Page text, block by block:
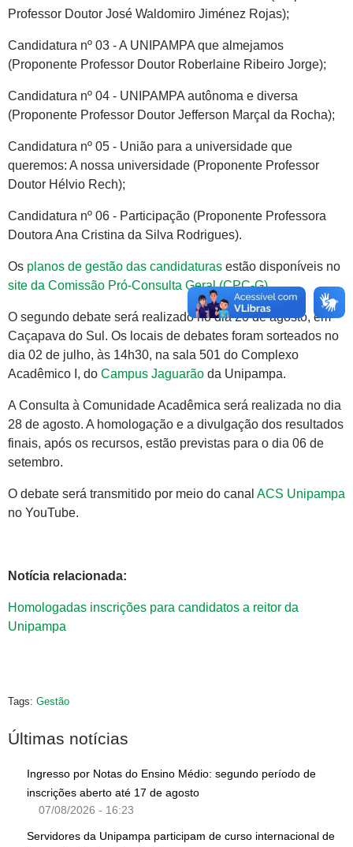
Professor Doutor José Waldomiro Jiménez Rojas);
Candidatura nº 03 - A UNIPAMPA que almejamos
(Proponente Professor Doutor Roberlaine Ribeiro Jorge);
Candidatura nº 04 - UNIPAMPA autônoma e diversa
(Proponente Professor Doutor Jefferson Marçal da Rocha);
Candidatura nº 05 - União para a universidade que
queremos: A nossa universidade (Proponente Professor
Doutor Hélvio Rech);
Candidatura nº 06 - Participação (Proponente Professora
Doutora Ana Cristina da Silva Rodrigues).
Os planos de gestão das candidaturas estão disponíveis no
site da Comissão Pró-Consulta Geral (CPC-G).
O segundo debate será realizado no dia 20 de agosto, em
Caçapava do Sul. Os locais de debates foram sorteados no
dia 02 de julho, às 14h30, na sala 501 do Complexo
Acadêmico I, do Campus Jaguarão da Unipampa.
A Consulta à Comunidade Acadêmica será realizada no dia
28 de agosto. A homologação e a divulgação dos resultados
finais, após os recursos, estão previstas para o dia 06 de
setembro.
O debate será transmitido por meio do canal ACS Unipampa
no YouTube.
Notícia relacionada:
Homologadas inscrições para candidatos a reitor da
Unipampa
Tags: Gestão
Últimas notícias
Ingresso por Notas do Ensino Médio: segundo período de
inscrições aberto até 17 de agosto
07/08/2026 - 16:23
Servidores da Unipampa participam de curso internacional de